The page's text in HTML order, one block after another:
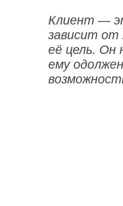
Клиент —
зависит
её цель. Он
ему